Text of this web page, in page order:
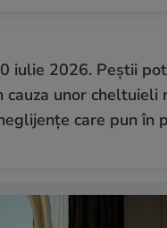
iulie 2026. Peștii
cauza unor cheltuieli
care pun în